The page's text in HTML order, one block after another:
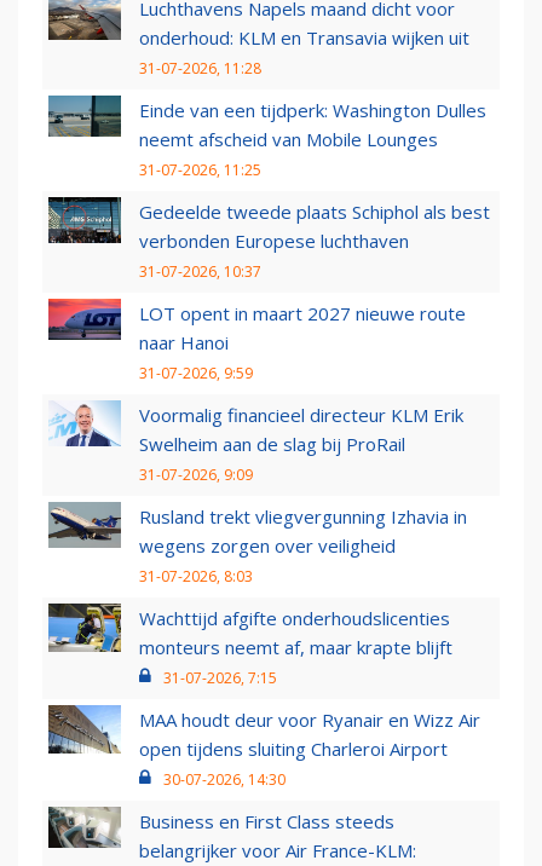
Luchthavens Napels maand dicht voor
onderhoud: KLM en Transavia wijken uit
31-07-2026, 11:28
Einde van een tijdperk: Washington Dulles
neemt afscheid van Mobile Lounges
31-07-2026, 11:25
Gedeelde tweede plaats Schiphol als best
verbonden Europese luchthaven
31-07-2026, 10:37
LOT opent in maart 2027 nieuwe route
naar Hanoi
31-07-2026, 9:59
Voormalig financieel directeur KLM Erik
Swelheim aan de slag bij ProRail
31-07-2026, 9:09
Rusland trekt vliegvergunning Izhavia in
wegens zorgen over veiligheid
31-07-2026, 8:03
Wachttijd afgifte onderhoudslicenties
monteurs neemt af, maar krapte blijft
31-07-2026, 7:15
MAA houdt deur voor Ryanair en Wizz Air
open tijdens sluiting Charleroi Airport
30-07-2026, 14:30
Business en First Class steeds
belangrijker voor Air France-KLM: